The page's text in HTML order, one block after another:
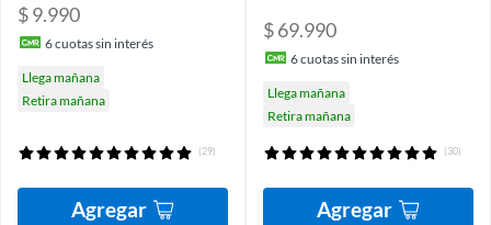
$ 9.990
6cuotas sin interés
Llega mañana
Retira mañana
(29)
Agregar
$ 69.990
6cuotas sin interés
Llega mañana
Retira mañana
(30)
Agregar